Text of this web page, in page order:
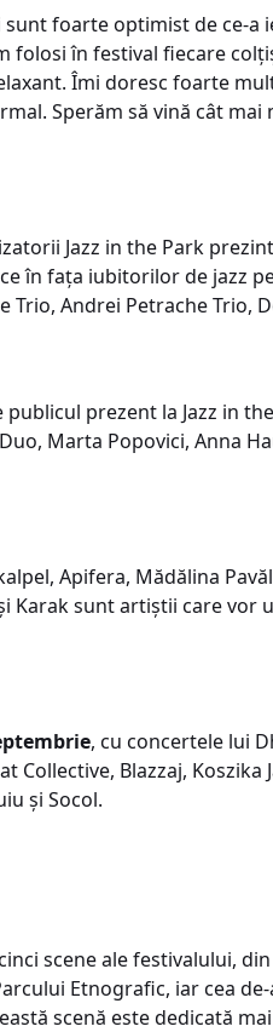
foarte optimist de ce-a
folosi în festival fiecare
Îmi doresc foarte
Sperăm să vină cât
Jazz in the Park
în fața iubitorilor de jazz
Trio, Andrei Petrache Trio,
publicul prezent la Jazz in
Marta Popovici, Anna
Apifera, Mădălina
Karak sunt artiștii care vor
, cu concertele lui
Blazzaj, Koszika
și Socol.
scene ale festivalului,
Etnografic, iar cea
scenă este dedicată